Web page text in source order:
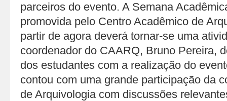
parceiros do evento. A Semana
promovida pelo Centro Acadêmico de
partir de agora deverá tornar-se uma
coordenador do CAARQ, Bruno Pereira,
dos estudantes com a realização do
contou com uma grande participação da
de Arquivologia com discussões